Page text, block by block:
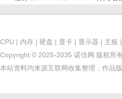
CPU | 内存 | 硬盘 | 显卡 | 显示器 | 主板 |
Copyright © 2025-2035 诺佳网 版权所
本站资料均来源互联网收集整理，作品